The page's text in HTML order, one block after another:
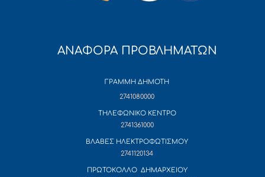
ΑΝΑΦΟΡΑ ΠΡΟΒΛΗΜΑΤΩΝ
ΓΡΑΜΜΗ ΔΗΜΟΤΗ
2741080000
ΤΗΛΕΦΩΝΙΚΟ ΚΕΝΤΡΟ
2741361000
ΒΛΑΒΕΣ ΗΛΕΚΤΡΟΦΩΤΙΣΜΟΥ
2741120134
ΠΡΩΤΟΚΟΛΛΟ ΔΗΜΑΡΧΕΙΟΥ